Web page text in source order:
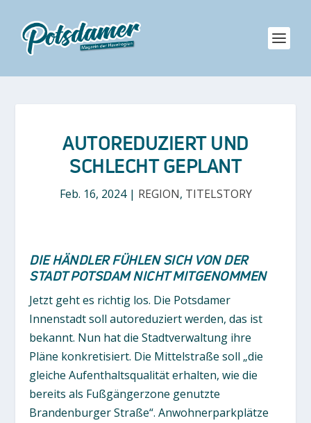
AUTOREDUZIERT UND
SCHLECHT GEPLANT
Feb. 16, 2024| REGION, TITELSTORY
DIE HÄNDLER FÜHLEN SICH VON DER
STADT POTSDAM NICHT MITGENOMMEN
Jetzt geht es richtig los. Die Potsdamer
Innenstadt soll autoreduziert werden, das ist
bekannt. Nun hat die Stadtverwaltung ihre
Pläne konkretisiert. Die Mittelstraße soll „die
gleiche Aufenthaltsqualität erhalten, wie die
bereits als Fußgängerzone genutzte
Brandenburger Straße“. Anwohnerparkplätze